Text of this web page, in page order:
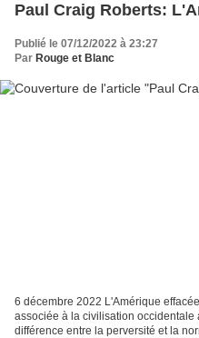
Paul Craig Roberts:
Publié le 07/12/2022 à 23:27
Par Rouge et Blanc
6 décembre 2022 L'Amérique
associée à la civilisation occidentale
différence entre la perversité et la